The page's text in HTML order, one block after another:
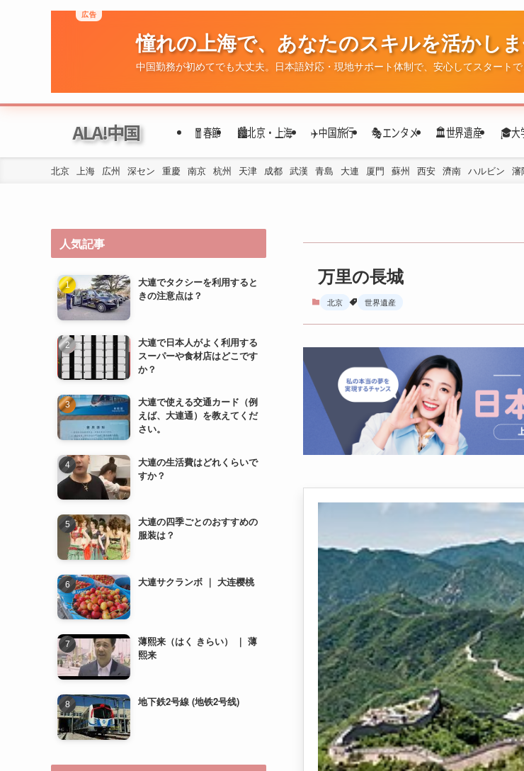
憧れの上海で、あなたのスキルを活かし
中国勤務が初めてでも大丈夫。日本語対応・現地サポート体制で、安心してスタート
ALA!中国 🧧春節 🏙️北京・上海 ✈️中国旅行 🎭エンタメ 🏛️世界遺産 🎓
深セン 重慶 南京 杭州 天津 成都 武漢 青島 大連 厦門 蘇州 西安 濟南 ハルビン
万里の長城
人気記事
スーパーや食材店はどこです
大連で使える交通カード（例
大連の生活費はどれくらいで
すか？
大連の四季ごとのおすすめの
服装は？
大連サクランボ ｜ 大连樱桃
薄熙来（はく きらい） ｜ 薄
新着記事